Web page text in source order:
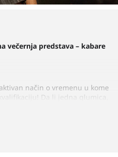
večernja predstava – kabare
način o vremenu u kome
Da li jedna glumica,
Da li zaista pozorište služi da
promenili.